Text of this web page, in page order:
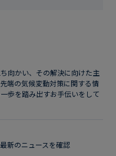
向かい、その解決に向けた主
端の気候変動対策に関する情
歩を踏み出すお手伝いをして
新のニュースを確認